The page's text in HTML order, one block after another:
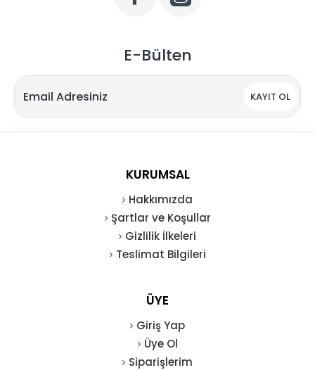
E-Bülten
KAYIT OL
KURUMSAL
Hakkımızda
Şartlar ve Koşullar
Gizlilik İlkeleri
Teslimat Bilgileri
ÜYE
Giriş Yap
Üye Ol
Siparişlerim